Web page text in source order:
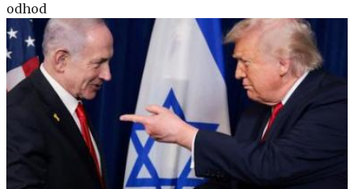
odhod